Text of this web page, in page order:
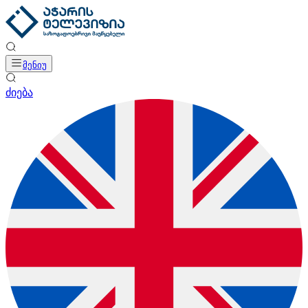
მენიუ
ძიება